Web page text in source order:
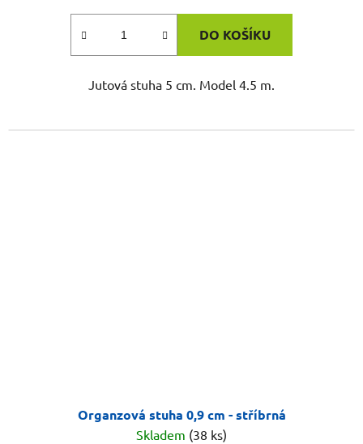
DO KOŠÍKU
Jutová stuha 5 cm. Model 4.5 m.
Organzová stuha 0,9 cm - stříbrná
Skladem (38 ks)